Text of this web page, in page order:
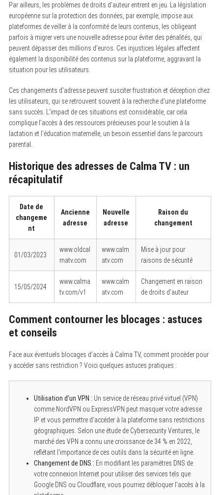
Par ailleurs, les problèmes de droits d’auteur entrent en jeu. La législation
européenne sur la protection des données, par exemple, impose aux
plateformes de veiller à la conformité de leurs contenus, les obligeant
parfois à migrer vers une nouvelle adresse pour éviter des pénalités, qui
peuvent dépasser des millions d’euros. Ces injustices légales affectent
également la disponibilité des contenus sur la plateforme, aggravant la
situation pour les utilisateurs.
Ces changements d’adresse peuvent susciter frustration et déception chez
les utilisateurs, qui se retrouvent souvent à la recherche d’une plateforme
sans succès. L’impact de ces situations est considérable, car cela
complique l’accès à des ressources précieuses pour le soutien à la
lactation et l’éducation maternelle, un besoin essentiel dans le parcours
parental.
Historique des adresses de Calma TV : un
récapitulatif
Date de
changeme
nt
Ancienne
adresse
Nouvelle
adresse
Raison du
changement
01/03/2023
www.oldcal
matv.com
www.calm
atv.com
Mise à jour pour
raisons de sécurité
15/05/2024
www.calma
tv.com/v1
www.calm
atv.com
Changement en raison
de droits d’auteur
Comment contourner les blocages : astuces
et conseils
Face aux éventuels blocages d’accès à Calma TV, comment procéder pour
y accéder sans restriction ? Voici quelques astuces pratiques :
Utilisation d’un VPN : Un service de réseau privé virtuel (VPN)
comme NordVPN ou ExpressVPN peut masquer votre adresse
IP et vous permettre d’accéder à la plateforme sans restrictions
géographiques. Selon une étude de Cybersecurity Ventures, le
marché des VPN a connu une croissance de 34 % en 2022,
reflétant l’importance de ces outils dans la sécurité en ligne.
Changement de DNS : En modifiant les paramètres DNS de
votre connexion Internet pour utiliser des services tels que
Google DNS ou Cloudflare, vous pourriez débloquer l’accès à la